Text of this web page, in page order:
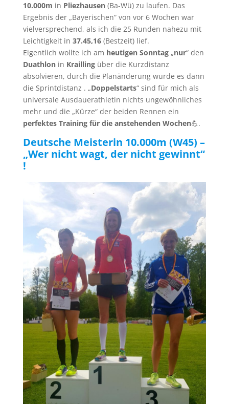
10.000m in Pliezhausen(Ba-Wü) zu laufen. Das
Ergebnis der „Bayerischen“ von vor 6 Wochen war
vielversprechend, als ich die 25 Runden nahezu mit
Leichtigkeit in 37.45,16(Bestzeit) lief.
Eigentlich wollte ich am heutigen Sonntag„nur“ den
Duathlon in Krailling über die Kurzdistanz
absolvieren, durch die Planänderung wurde es dann
die Sprintdistanz . „Doppelstarts“ sind für mich als
universale Ausdauerathletin nichts ungewöhnliches
mehr und die „Kürze“ der beiden Rennen ein
perfektes Training für die anstehenden Wochen💪.
Deutsche Meisterin 10.000m (W45) –
„Wer nicht wagt, der nicht gewinnt“
!